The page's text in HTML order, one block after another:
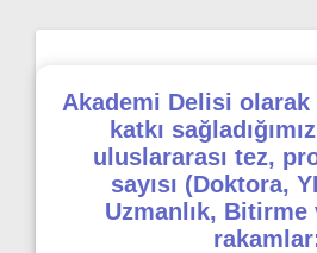
Akademi Delisi olarak
katkı
uluslararası tez,
sayısı (Doktora,
Uzmanlık, Bitirme